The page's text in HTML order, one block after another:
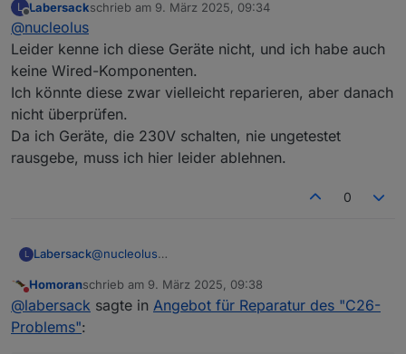
L
Offline
Labersackschrieb am 9. März 2025, 09:34
zuletzt editiert von
@nucleolus
Leider kenne ich diese Geräte nicht, und ich habe auch
keine Wired-Komponenten.
Ich könnte diese zwar vielleicht reparieren, aber danach
nicht überprüfen.
Da ich Geräte, die 230V schalten, nie ungetestet
rausgebe, muss ich hier leider ablehnen.
0
L Labersack@nucleolus
auch keine Wired-Komponenten.
Ich könnte diese zwar vielleicht reparieren, aber
Nicht stören
Homoranschrieb am 9. März 2025, 09:38
zuletzt editiert von
@labersack sagte in Angebot für Reparatur des "C26-
Problems":